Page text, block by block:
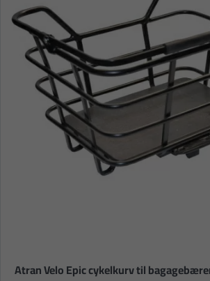
Atran Velo Epic cykelkurv til